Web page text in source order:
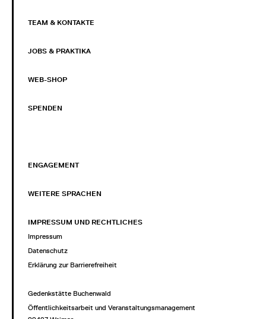
TEAM & KONTAKTE
JOBS & PRAKTIKA
WEB-SHOP
SPENDEN
ENGAGEMENT
WEITERE SPRACHEN
IMPRESSUM UND RECHTLICHES
Impressum
Datenschutz
Erklärung zur Barrierefreiheit
Gedenkstätte Buchenwald
Öffentlichkeitsarbeit und Veranstaltungsmanagement